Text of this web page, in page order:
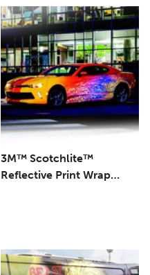
3M™ Scotchlite™
Reflective Print Wrap